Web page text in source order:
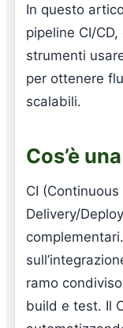
In questo
pipeline CI/
strumenti
per ottenere
scalabili.
Cos’è
CI
Delivery/
ramo
build e test. Il